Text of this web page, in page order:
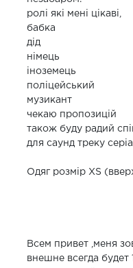
ролі які мені цікаві,
бабка
дід
німець
іноземець
поліцейський
музикант
чекаю пропозицій
також буду радий
для саунд треку
Одяг розмір XS
Всем привет ,меня
внешне всегда будет